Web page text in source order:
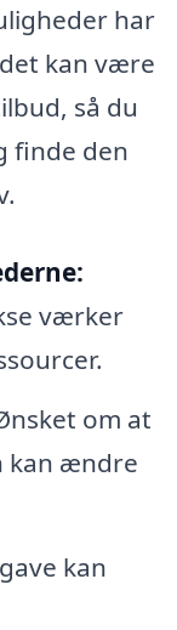
har
kan være
så du
finde den
værker
om at
kan ændre
kan